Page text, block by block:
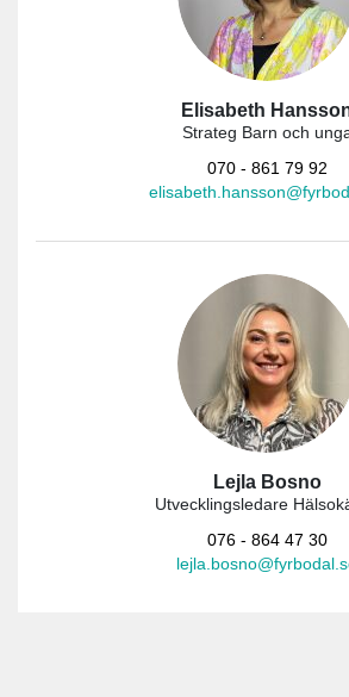
Elisabeth
Strateg Barn och
070 - 861 79 92
Lejla Bosno
Utvecklingsledare
076 - 864 47 30